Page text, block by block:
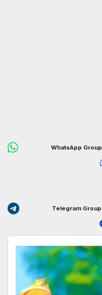
WhatsApp Group
Telegram Group